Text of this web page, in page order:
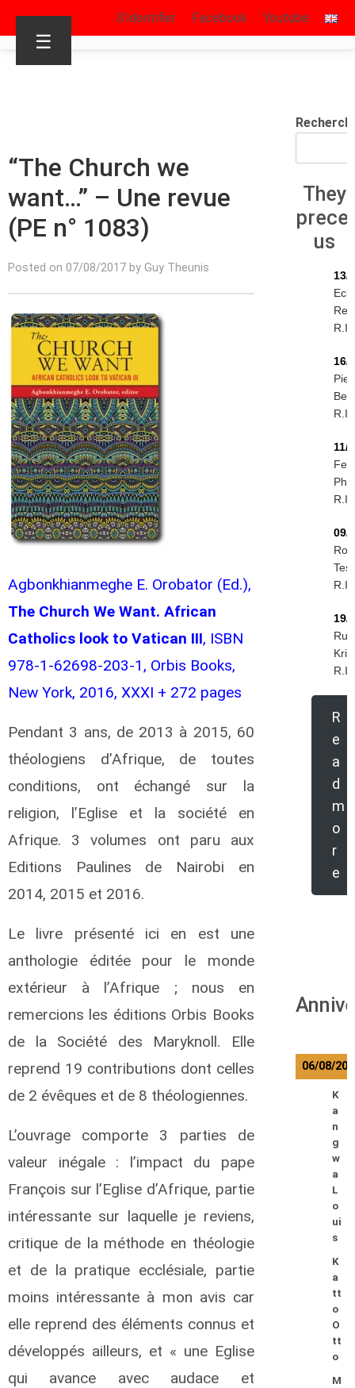
S’identifier Facebook Youtube
☰
“The Church we
want…” – Une revue
(PE n° 1083)
Posted on 07/08/2017 by Guy Theunis
Agbonkhianmeghe E. Orobator (Ed.),
The Church We Want. African
Catholics look to Vatican III, ISBN
978-1-62698-203-1, Orbis Books,
New York, 2016, XXXI + 272 pages
Pendant 3 ans, de 2013 à 2015, 60
théologiens d’Afrique, de toutes
conditions, ont échangé sur la
religion, l’Eglise et la société en
Afrique. 3 volumes ont paru aux
Editions Paulines de Nairobi en
2014, 2015 et 2016.
Le livre présenté ici en est une
anthologie éditée pour le monde
extérieur à l’Afrique ; nous en
remercions les éditions Orbis Books
de la Société des Maryknoll. Elle
reprend 19 contributions dont celles
de 2 évêques et de 8 théologiennes.
L’ouvrage comporte 3 parties de
valeur inégale : l’impact du pape
François sur l’Eglise d’Afrique, partie
intéressante sur laquelle je reviens,
critique de la méthode en théologie
et de la pratique ecclésiale, partie
moins intéressante à mon avis car
elle reprend des éléments connus et
développés ailleurs, et « une Eglise
qui avance avec audace et
They
us
13/
16/
Piet
11/
Phiri
09/
19/
R
e
a
d
m
o
r
e
06/08/
K
a
n
g
w
a
L
o
ui
s
K
a
tt
o
O
tt
o
M